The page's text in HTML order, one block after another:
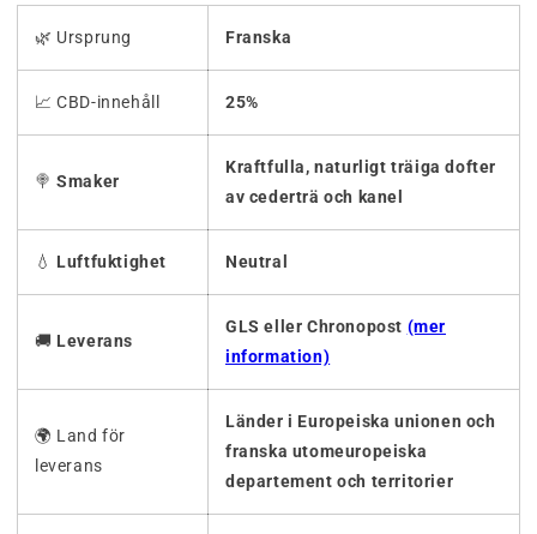
🌿 Ursprung Franska
📈 CBD-innehåll 25%
🍭Smaker
Kraftfulla, naturligt träigadofter
av cederträ och kanel
💧 Luftfuktighet Neutral
🚚 Leverans
GLS eller Chronopost (mer
information)
🌍 Land för
leverans
Länder i Europeiska unionen och
franska utomeuropeiska
departement och territorier